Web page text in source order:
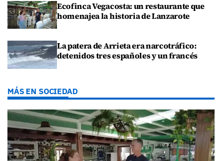
Ecofinca Vegacosta: un restaurante que
homenajea la historia de Lanzarote
La patera de Arrieta era narcotráfico:
detenidos tres españoles y un francés
MÁS EN SOCIEDAD